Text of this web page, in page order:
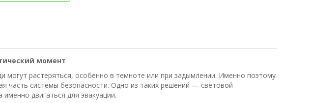
момент
могут растеряться, особенно в темноте или при задымлении. Именно поэтому
системы безопасности. Одно из таких решений — световой
двигаться для эвакуации.